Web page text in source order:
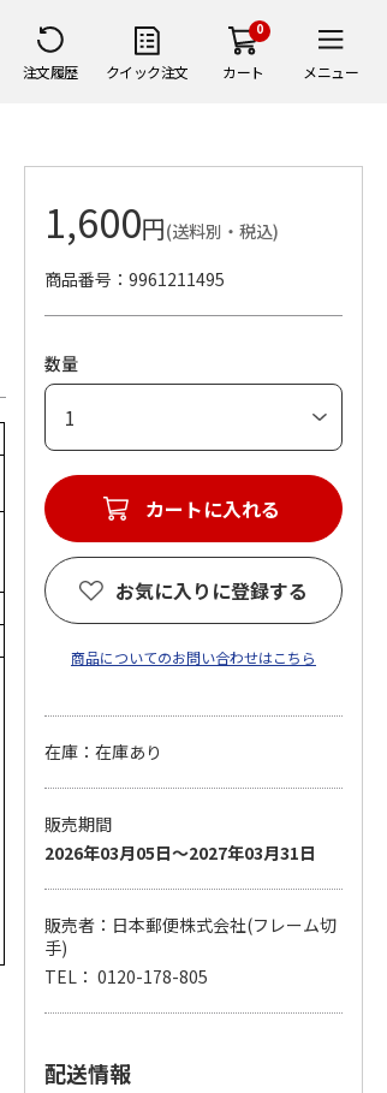
注文履歴 クイック注文
0
カート メニュー
1,600円(送料別・税込)
商品番号
9961211495
数量
カートに入れる
お気に入りに登録する
商品についてのお問い合わせはこちら
在庫：在庫あり
販売期間
2026年03月05日～2027年03月31日
販売者：日本郵便株式会社(フレーム切
手)
TEL： 0120-178-805
配送情報